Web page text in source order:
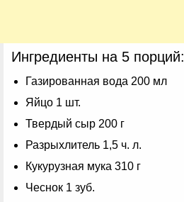
Ингредиенты на 5 порций:
Газированная вода 200 мл
Яйцо 1 шт.
Твердый сыр 200 г
Разрыхлитель 1,5 ч. л.
Кукурузная мука 310 г
Чеснок 1 зуб.